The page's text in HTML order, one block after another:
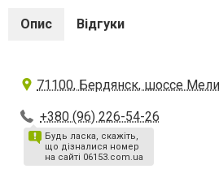
Опис Відгуки
71100, Бердянск, шоссе
+380 (96) 226-54-26
Будь ласка, скажіть,
що дізналися номер
на сайті 06153.com.ua